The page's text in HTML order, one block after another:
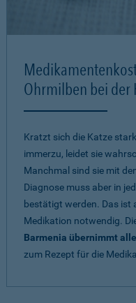
Ohrmilben bei der
Kratzt sich die Katze
immerzu, leidet sie
Manchmal sind sie mit
Diagnose muss aber in
bestätigt werden. Das ist
Medikation notwendig.
Barmenia übernimmt
zum Rezept für die